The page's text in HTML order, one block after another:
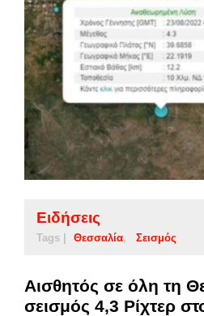
Ειδήσεις
Tags | Θεσσαλία Σεισμός
Αισθητός σε όλη τη
σεισμός 4,3 Ρίχτερ